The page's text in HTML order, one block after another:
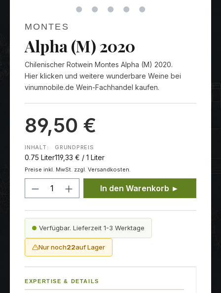
MONTES
Alpha (M) 2020
Chilenischer Rotwein Montes Alpha (M) 2020.
Hier klicken und weitere wunderbare Weine bei
vinumnobile.de Wein-Fachhandel kaufen.
89,50 €
INHALT:
0.75 Liter
GRUNDPREIS
119,33 € / 1 Liter
Preise inkl. MwSt. zzgl. Versandkosten.
Produkt Anzahl: Gib den
In den Warenkorb ►
Verfügbar. Lieferzeit 1-3 Werktage
Nur noch22auf Lager
EXPERTISE & DETAILS